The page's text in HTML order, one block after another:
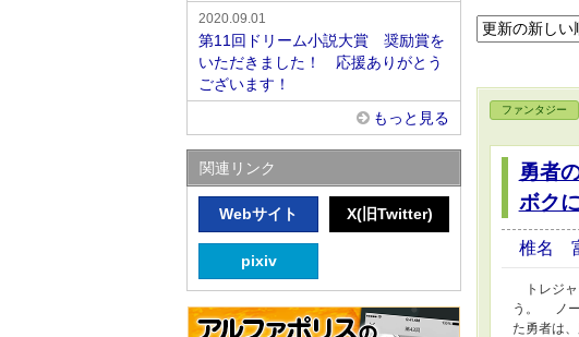
ファンタジー
勇者
ボク
椎名
トレジャ
う。 ノー
た勇者は
2020.09.01
第11回ドリーム小説大賞 奨励賞を
いただきました！ 応援ありがとう
ございます！
もっと見る
関連リンク
Webサイト X(旧Twitter)
pixiv